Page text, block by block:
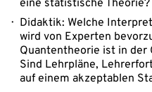
eine statistische Theorie?
Didaktik: Welche
wird von Experten
Quantentheorie ist in
Sind Lehrpläne,
auf einem akzeptablen